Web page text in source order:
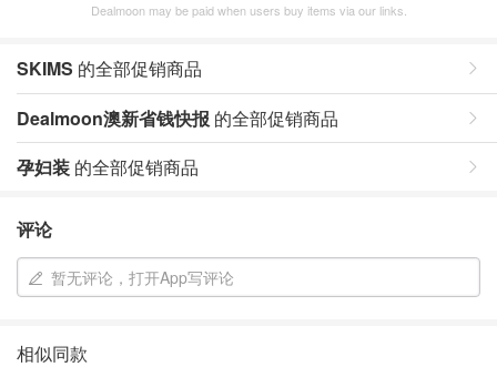
Dealmoon may be paid when users buy items via our links.
SKIMS 的全部促销商品
Dealmoon澳新省钱快报 的全部促销商品
孕妇装 的全部促销商品
评论
暂无评论，打开App写评论
相似同款